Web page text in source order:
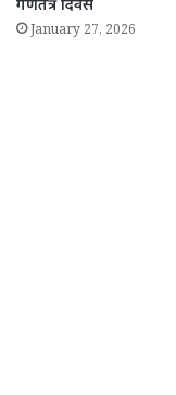
गणतंत्र दिवस
January 27, 2026